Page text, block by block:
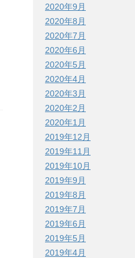
2020年9月
2020年8月
2020年7月
2020年6月
2020年5月
2020年4月
2020年3月
2020年2月
2020年1月
2019年12月
2019年11月
2019年10月
2019年9月
2019年8月
2019年7月
2019年6月
2019年5月
2019年4月